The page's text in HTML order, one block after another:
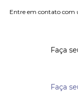
Entre em contato com
Faça
Faça